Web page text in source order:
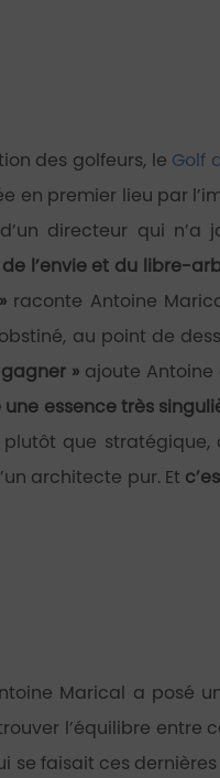
des golfeurs, le Golf
en premier lieu par
directeur qui n’a
l’envie et du libre-
raconte Antoine
au point de
»ajoute Antoine
essence très
que
architecte pur. Et
Marical a posé
l’équilibre entre
faisait ces